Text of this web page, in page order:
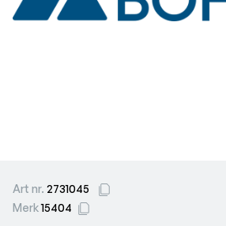
Art nr. 2731045
Merk15404